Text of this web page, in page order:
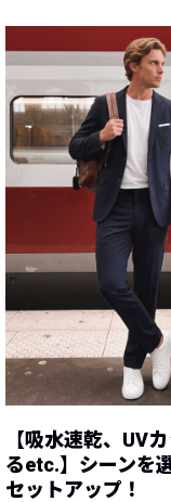
【吸水速乾、UV
るetc.】シーンを
セットアップ！